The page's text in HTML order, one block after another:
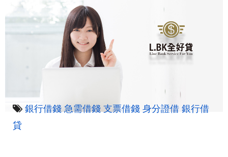
銀行借錢 急需借錢 支票借錢 身分證借 銀行借
貸